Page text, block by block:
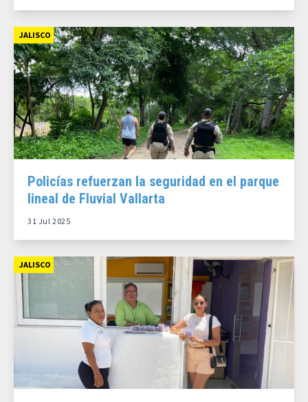
JALISCO
Policías refuerzan la seguridad en el parque
lineal de Fluvial Vallarta
31 Jul 2025
JALISCO